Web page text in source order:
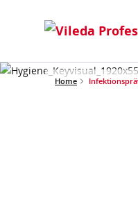
Home